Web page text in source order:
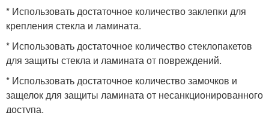
* Использовать достаточное количество заклепки для
крепления стекла и ламината.
* Использовать достаточное количество стеклопакетов
для защиты стекла и ламината от повреждений.
* Использовать достаточное количество замочков и
защелок для защиты ламината от несанкционированного
доступа.